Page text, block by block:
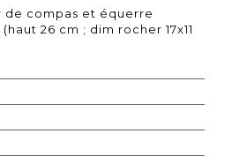
de compas et équerre
26 cm ; dim rocher 17x11